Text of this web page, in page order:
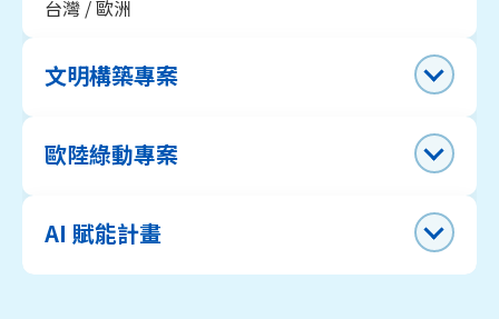
台灣 / 歐洲
文明構築專案
歐陸綠動專案
AI 賦能計畫